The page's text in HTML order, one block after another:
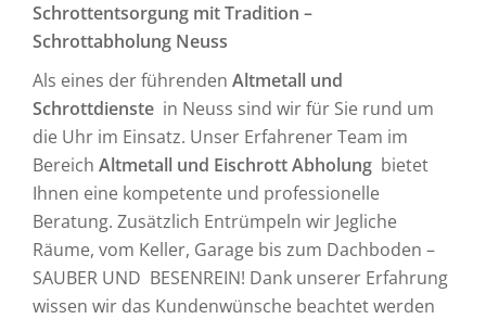
Schrottentsorgung mit Tradition –
Schrottabholung Neuss
Als eines der führenden Altmetall und
Schrottdienste in Neuss sind wir für Sie rund um
die Uhr im Einsatz. Unser Erfahrener Team im
Bereich Altmetall und Eischrott Abholung bietet
Ihnen eine kompetente und professionelle
Beratung. Zusätzlich Entrümpeln wir Jegliche
Räume, vom Keller, Garage bis zum Dachboden –
SAUBER UND BESENREIN! Dank unserer Erfahrung
wissen wir das Kundenwünsche beachtet werden